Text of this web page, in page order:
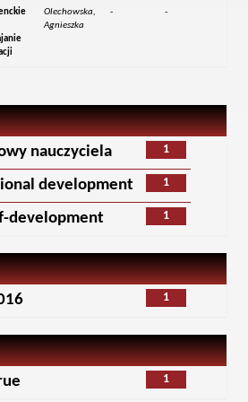
Olechowska,
Agnieszka
- -
1
nauczyciela
1
development
1
development
1
1